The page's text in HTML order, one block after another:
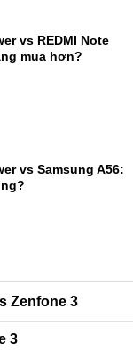
vs REDMI Note
mua hơn?
vs Samsung A56:
Zenfone 3
3